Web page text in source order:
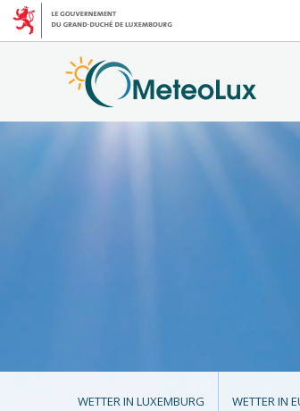
WETTER IN LUXEMBURG WETTER IN